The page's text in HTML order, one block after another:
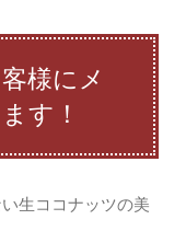
様にメ
す！
生ココナッツの美